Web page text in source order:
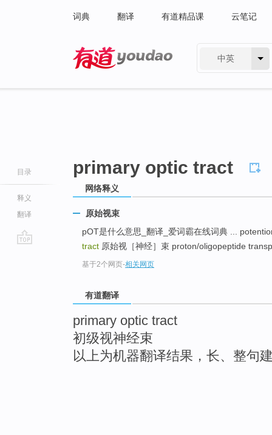
词典 翻译 有道精品课 云笔记
中英
目录
释义
翻译
primary optic tract
网络释义
原始视束
pOT是什么意思_翻译_爱词霸在线词典 ...
tract 原始视［神经］束 proton/oligopeptide
基于2个网页-相关网页
有道翻译
primary optic tract
初级视神经束
以上为机器翻译结果，长、整句